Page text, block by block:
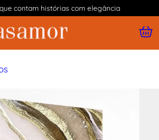
contam histórias com elegância